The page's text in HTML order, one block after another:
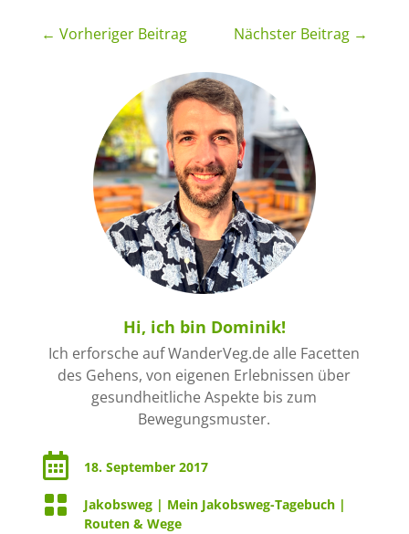
← Vorheriger Beitrag Nächster Beitrag →
Hi, ich bin Dominik!
Ich erforsche auf WanderVeg.de alle Facetten
des Gehens, von eigenen Erlebnissen über
gesundheitliche Aspekte bis zum
Bewegungsmuster.
 18. September 2017
 Jakobsweg| Mein Jakobsweg-Tagebuch|
Routen & Wege